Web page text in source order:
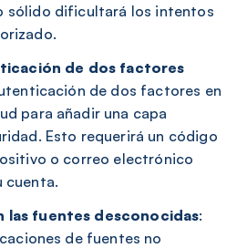
sólido dificultará los intentos
de dos factores
de dos factores en
para añadir una capa
Esto requerirá un código
o correo electrónico
cuenta.
las fuentes desconocidas:
de fuentes no